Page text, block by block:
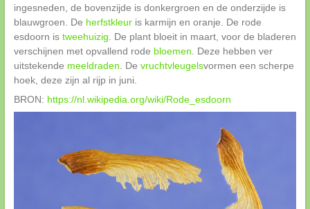
ingesneden, de bovenzijde is donkergroen en de onderzijde is
blauwgroen. De herfstkleuris karmijn en oranje. De rode
esdoorn is tweehuizig. De plant bloeit in maart, voor de bladeren
verschijnen met opvallend rode bloemen. Deze hebben ver
uitstekende meeldraden. De vruchtvleugelsvormen een scherpe
hoek, deze zijn al rijp in juni.
BRON: https://nl.wikipedia.org/wiki/Rode_esdoorn